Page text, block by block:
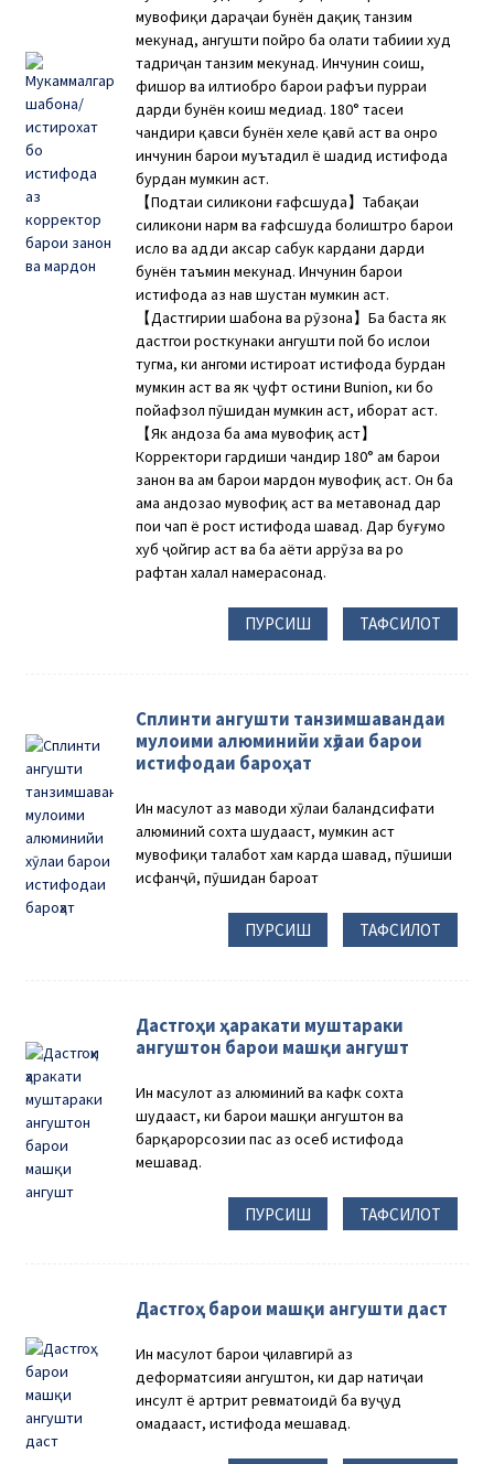
мувофиқи дараҷаи бунён дақиқ танзим
мекунад, ангушти пойро ба ҳолати табиии худ
тадриҷан танзим мекунад. Инчунин соиш,
фишор ва илтиҳобро барои рафъи пурраи
дарди бунён коҳиш медиҳад. 180° тасҳеҳи
чандири қавси бунён хеле қавӣ аст ва онро
инчунин барои муътадил ё шадид истифода
бурдан мумкин аст.
【Подтаи силикони ғафсшуда】Табақаи
силикони нарм ва ғафсшуда болиштро барои
ислоҳ ва ҳадди аксар сабук кардани дарди
бунён таъмин мекунад. Инчунин барои
истифода аз нав шустан мумкин аст.
【Дастгирии шабона ва рӯзона】Ба баста як
дастгоҳи росткунаки ангушти пой бо ислоҳи
тугма, ки ҳангоми истироҳат истифода бурдан
мумкин аст ва як ҷуфт остини Bunion, ки бо
пойафзол пӯшидан мумкин аст, иборат аст.
【Як андоза ба ҳама мувофиқ аст】
Корректори гардиши чандир 180° ҳам барои
занон ва ҳам барои мардон мувофиқ аст. Он ба
ҳама андозаҳо мувофиқ аст ва метавонад дар
пои чап ё рост истифода шавад. Дар буғумҳо
хуб ҷойгир аст ва ба ҳаёти ҳаррӯза ва роҳ
рафтан халал намерасонад.
ПУРСИШ ТАФСИЛОТ
Сплинти ангушти танзимшавандаи
мулоими алюминийи хӯлаи барои
истифодаи бароҳат
Ин маҳсулот аз маводи хӯлаи баландсифати
алюминий сохта шудааст, мумкин аст
мувофиқи талабот хам карда шавад, пӯшиши
исфанҷӣ, пӯшидан бароҳат
ПУРСИШ ТАФСИЛОТ
Дастгоҳи ҳаракати муштараки
ангуштон барои машқи ангушт
Ин маҳсулот аз алюминий ва кафк сохта
шудааст, ки барои машқи ангуштон ва
барқарорсозии пас аз осеб истифода
мешавад.
ПУРСИШ ТАФСИЛОТ
Дастгоҳ барои машқи ангушти даст
Ин маҳсулот барои ҷилавгирӣ аз
деформатсияи ангуштон, ки дар натиҷаи
инсулт ё артрит ревматоидӣ ба вуҷуд
омадааст, истифода мешавад.